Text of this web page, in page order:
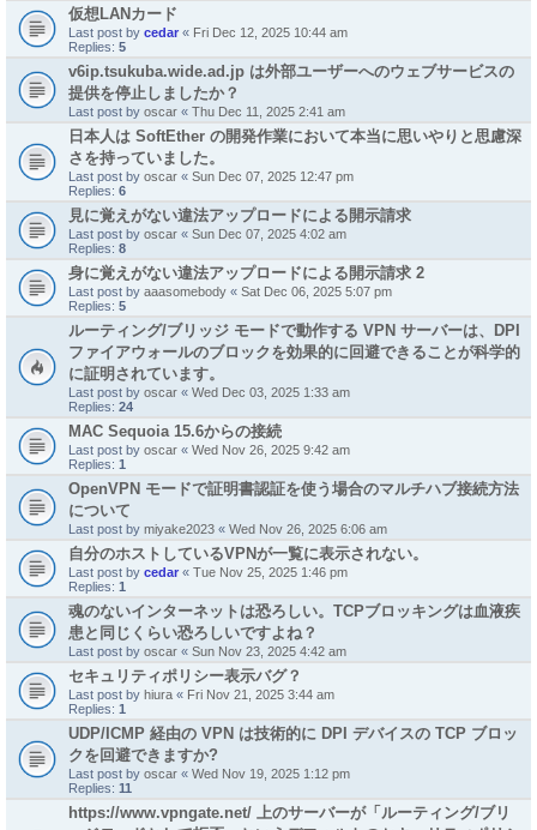
仮想LANカード
Last post by cedar « Fri Dec 12, 2025 10:44 am
Replies: 5
v6ip.tsukuba.wide.ad.jp は外部ユーザーへのウェブサービスの
提供を停止しましたか？
Last post by oscar « Thu Dec 11, 2025 2:41 am
日本人は SoftEther の開発作業において本当に思いやりと思慮深
さを持っていました。
Last post by oscar « Sun Dec 07, 2025 12:47 pm
Replies: 6
見に覚えがない違法アップロードによる開示請求
Last post by oscar « Sun Dec 07, 2025 4:02 am
Replies: 8
身に覚えがない違法アップロードによる開示請求 2
Last post by aaasomebody « Sat Dec 06, 2025 5:07 pm
Replies: 5
ルーティング/ブリッジ モードで動作する VPN サーバーは、DPI
ファイアウォールのブロックを効果的に回避できることが科学的
に証明されています。
Last post by oscar « Wed Dec 03, 2025 1:33 am
Replies: 24
MAC Sequoia 15.6からの接続
Last post by oscar « Wed Nov 26, 2025 9:42 am
Replies: 1
OpenVPN モードで証明書認証を使う場合のマルチハブ接続方法
について
Last post by miyake2023 « Wed Nov 26, 2025 6:06 am
自分のホストしているVPNが一覧に表示されない。
Last post by cedar « Tue Nov 25, 2025 1:46 pm
Replies: 1
魂のないインターネットは恐ろしい。TCPブロッキングは血液疾
患と同じくらい恐ろしいですよね？
Last post by oscar « Sun Nov 23, 2025 4:42 am
セキュリティポリシー表示バグ？
Last post by hiura « Fri Nov 21, 2025 3:44 am
Replies: 1
UDP/ICMP 経由の VPN は技術的に DPI デバイスの TCP ブロッ
クを回避できますか?
Last post by oscar « Wed Nov 19, 2025 1:12 pm
Replies: 11
https://www.vpngate.net/ 上のサーバーが「ルーティング/ブリ